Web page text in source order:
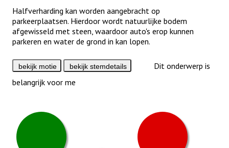
Halfverharding kan worden aangebracht op
parkeerplaatsen. Hierdoor wordt natuurlijke bodem
afgewisseld met steen, waardoor auto's erop kunnen
parkeren en water de grond in kan lopen.
bekijk motie bekijk stemdetails
Dit onderwerp is
belangrijk voor me